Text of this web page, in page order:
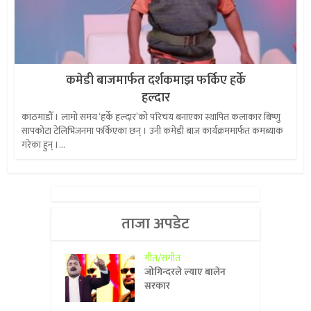
कमेडी बाजमार्फत दर्शकमाझ फर्किए हर्के
हल्दार
काठमाडौँ । लामो समय ‘हर्के हल्दार’को परिचय बनाएका स्थापित कलाकार बिष्णु
सापकोटा टेलिभिजनमा फर्किएका छन् । उनी कमेडी बाज कार्यक्रममार्फत कमब्याक
गरेका हुन् ।...
ताजा अपडेट
गीत/संगीत
जोगिन्दरले ल्याए बालेन
सरकार